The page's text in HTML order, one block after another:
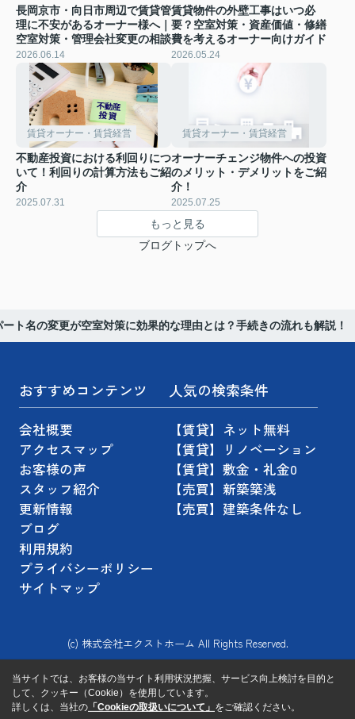
長岡京市・向日市周辺で賃貸管
理に不安があるオーナー様へ｜
空室対策・管理会社変更の相談
2026.06.14
賃貸物件の外壁工事はいつ必
要？空室対策・資産価値・修繕
費を考えるオーナー向けガイド
2026.05.24
賃貸オーナー・賃貸経営
不動産投資における利回りにつ
いて！利回りの計算方法もご紹
介
2025.07.31
賃貸オーナー・賃貸経営
オーナーチェンジ物件への投資
のメリット・デメリットをご紹
介！
2025.07.25
もっと見る
ブログトップへ
ート名の変更が空室対策に効果的な理由とは？手続きの流れも解説！
おすすめコンテンツ
会社概要
アクセスマップ
お客様の声
スタッフ紹介
更新情報
ブログ
利用規約
プライバシーポリシー
サイトマップ
人気の検索条件
【賃貸】ネット無料
【賃貸】リノベーション
【賃貸】敷金・礼金0
【売買】新築築浅
【売買】建築条件なし
(c) 株式会社エクストホーム All Rights Reserved.
当サイトでは、お客様の当サイト利用状況把握、サービス向上検討を目的と
して、クッキー（Cookie）を使用しています。
詳しくは、当社の 「Cookieの取扱いについて」 をご確認ください。